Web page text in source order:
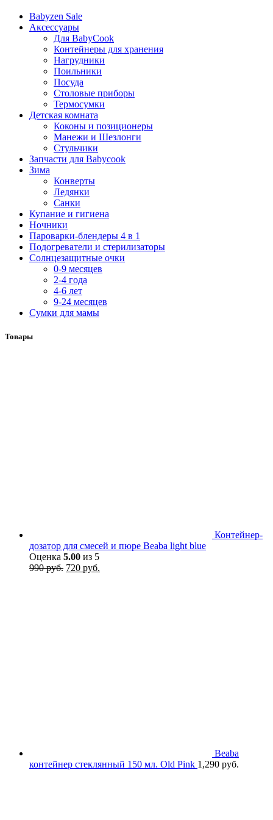
Babyzen Sale
Аксессуары
Для BabyCook
Контейнеры для хранения
Нагрудники
Поильники
Посуда
Столовые приборы
Термосумки
Детская комната
Коконы и позиционеры
Манежи и Шезлонги
Стульчики
Запчасти для Babycook
Зима
Конверты
Ледянки
Санки
Купание и гигиена
Ночники
Пароварки-блендеры 4 в 1
Подогреватели и стерилизаторы
Солнцезащитные очки
0-9 месяцев
2-4 года
4-6 лет
9-24 месяцев
Сумки для мамы
Товары
Контейнер-
дозатор для смесей и пюре Beaba light blue
Оценка 5.00 из 5
990руб. Первоначальная
720 руб.
Beaba
контейнер стеклянный 150 мл. Old Pink 1,290 руб.